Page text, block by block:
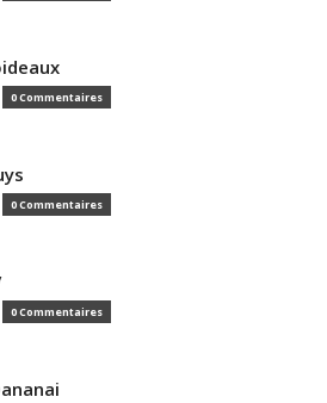
0 Commentaires
0 Commentaires
0 Commentaires